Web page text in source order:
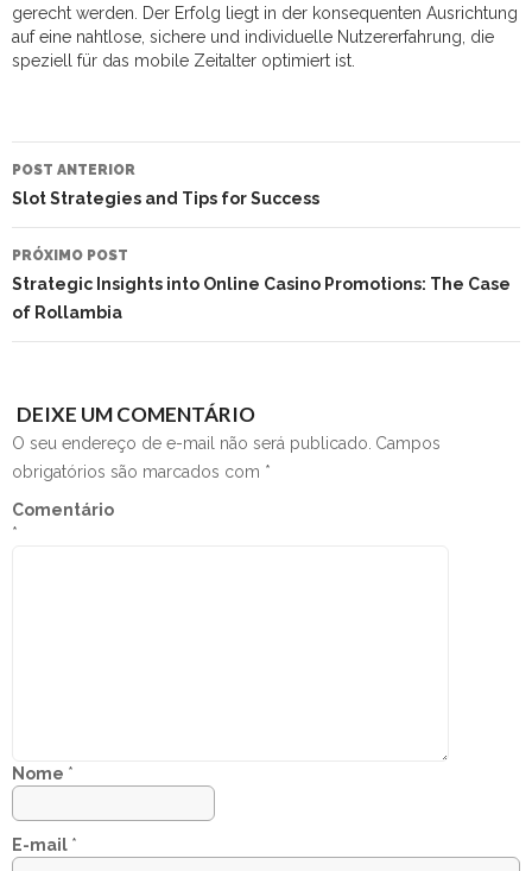
gerecht werden. Der Erfolg liegt in der konsequenten Ausrichtung
auf eine nahtlose, sichere und individuelle Nutzererfahrung, die
speziell für das mobile Zeitalter optimiert ist.
NAVEGAÇÃO
DO
POST
POST ANTERIOR
Slot Strategies and Tips for Success
PRÓXIMO POST
Strategic Insights into Online Casino Promotions: The Case
of Rollambia
DEIXE UM COMENTÁRIO
O seu endereço de e-mail não será publicado. Campos
obrigatórios são marcados com *
Comentário
*
Nome *
E-mail *